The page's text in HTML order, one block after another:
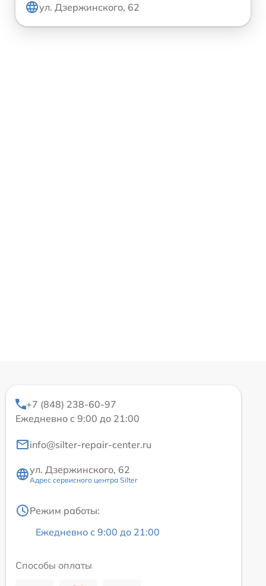
ул. Дзержинского, 62
+7 (848) 238-60-97
Ежедневно с 9:00 до 21:00
info@silter-repair-center.ru
ул. Дзержинского, 62
Адрес сервисного центра Silter
Режим работы:
Ежедневно с 9:00 до 21:00
Способы оплаты